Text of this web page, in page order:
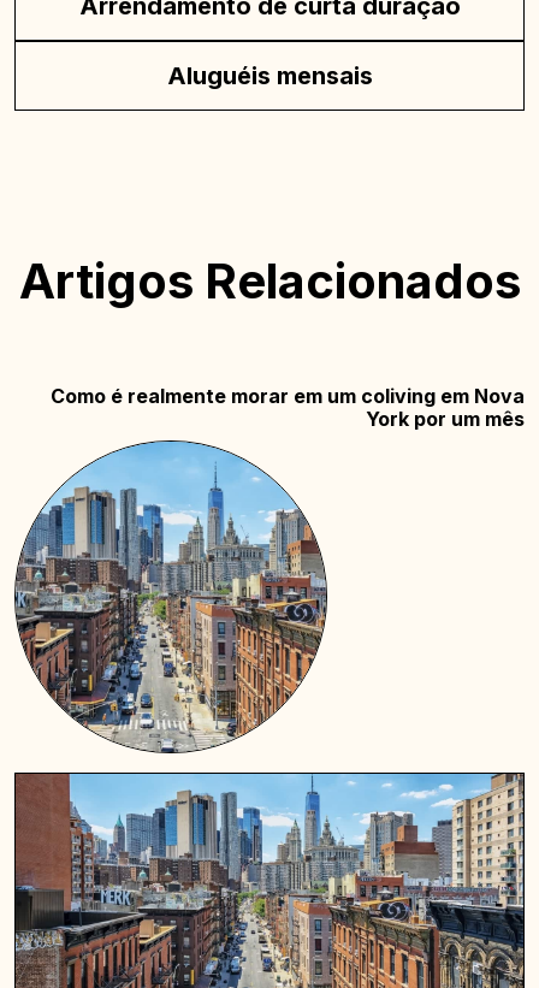
Arrendamento de curta duração
Aluguéis mensais
Artigos Relacionados
Como é realmente morar em um coliving em Nova
York por um mês